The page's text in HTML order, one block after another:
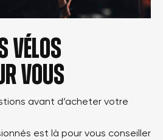
vélos
vous
avant d’acheter votre
est là pour vous conseiller